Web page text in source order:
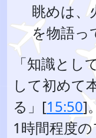
眺めは、
を物語っ
「知識とし
して初めて
る」[15:50]
1時間程度